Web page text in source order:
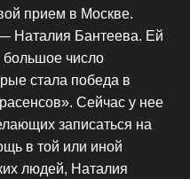
прием в Москве.
Наталия Бантеева. Ей
большое число
стала победа в
Сейчас у нее
записаться на
в той или иной
людей, Наталия